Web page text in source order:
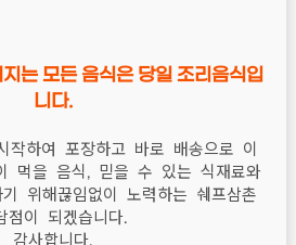
는 모든 음식은 당일 조리음식입
니다.
작하여 포장하고 바로 배송으로 이
먹을 음식, 믿을 수 있는 식재료와
위해 끊임없이 노력하는 쉐프삼촌
점이 되겠습니다.
감사합니다.